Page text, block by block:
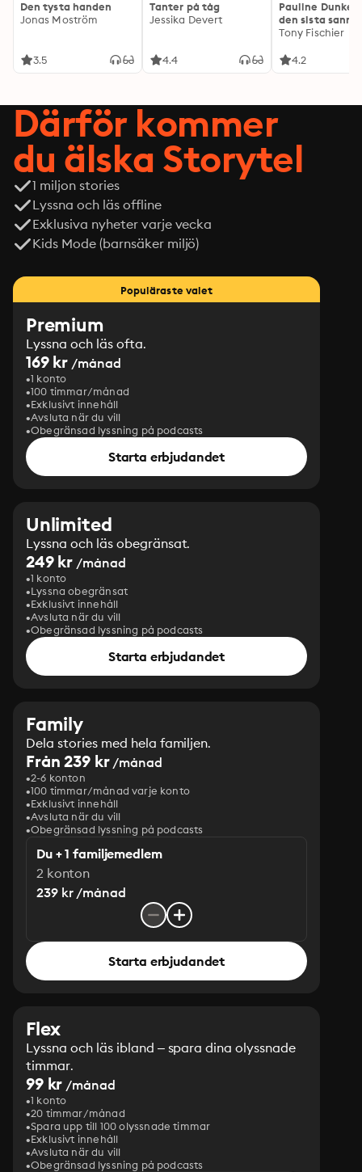
Den tysta handen
Jonas Moström
3.5
Tanter på tåg
Jessika Devert
4.4
Pauline Dunker
den sista
Tony Fischier
4.2
Därför kommer
du älska Storytel
1 miljon stories
Lyssna och läs offline
Exklusiva nyheter varje vecka
Kids Mode (barnsäker miljö)
Populäraste valet
Premium
Lyssna och läs ofta.
169 kr /månad
1 konto
100 timmar/månad
Exklusivt innehåll
Avsluta när du vill
Obegränsad lyssning på podcasts
Starta erbjudandet
Unlimited
Lyssna och läs obegränsat.
249 kr /månad
1 konto
Lyssna obegränsat
Exklusivt innehåll
Avsluta när du vill
Obegränsad lyssning på podcasts
Starta erbjudandet
Family
Dela stories med hela familjen.
Från 239 kr/månad
2-6 konton
100 timmar/månad varje konto
Exklusivt innehåll
Avsluta när du vill
Obegränsad lyssning på podcasts
Du + 1 familjemedlem
2 konton
239 kr /månad
Starta erbjudandet
Flex
Lyssna och läs ibland – spara dina olyssnade
timmar.
99 kr /månad
1 konto
20 timmar/månad
Spara upp till 100 olyssnade timmar
Exklusivt innehåll
Avsluta när du vill
Obegränsad lyssning på podcasts